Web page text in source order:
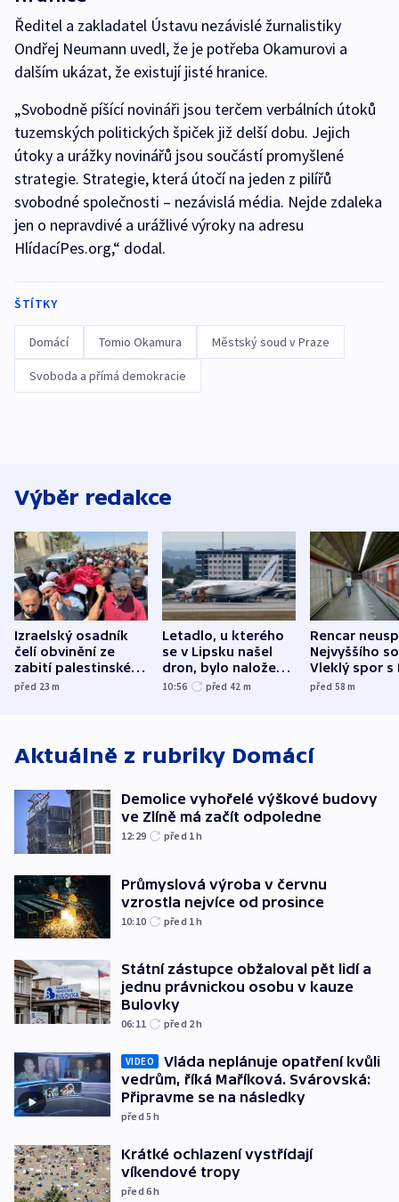
Ředitel a zakladatel Ústavu nezávislé žurnalistiky
Ondřej Neumann uvedl, že je potřeba Okamurovi a
dalším ukázat, že existují jisté hranice.
„Svobodně píšící novináři jsou terčem verbálních útoků
tuzemských politických špiček již delší dobu. Jejich
útoky a urážky novinářů jsou součástí promyšlené
strategie. Strategie, která útočí na jeden z pilířů
svobodné společnosti – nezávislá média. Nejde zdaleka
jen o nepravdivé a urážlivé výroky na adresu
HlídacíPes.org,“ dodal.
ŠTÍTKY
Domácí Tomio Okamura Městský soud v Praze
Svoboda a přímá demokracie
Výběr redakce
Izraelský osadník
čelí obvinění ze
zabití palestinského
aktivisty
před 23m
Letadlo, u kterého
se v Lipsku našel
dron, bylo naložené
municí, píší média
10:56 před 42 m
Rencar
Nejvyššího
Vleklý spor s
reklamní
před 58m
Aktuálně z rubriky Domácí
Demolice vyhořelé výškové budovy
ve Zlíně má začít odpoledne
12:29 před 1h
Průmyslová výroba v červnu
vzrostla nejvíce od prosince
10:10 před 1h
Státní zástupce obžaloval pět lidí a
jednu právnickou osobu v kauze
Bulovky
06:11 před 2h
VIDEO
Vláda neplánuje opatření kvůli
vedrům, říká Maříková. Svárovská:
Připravme se na následky
před 5h
Krátké ochlazení vystřídají
víkendové tropy
před 6h